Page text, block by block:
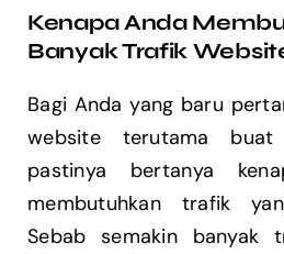
Kenapa Anda
Banyak Trafik
Bagi Anda yang baru
website terutama buat
pastinya bertanya
membutuhkan trafik
Sebab semakin banyak